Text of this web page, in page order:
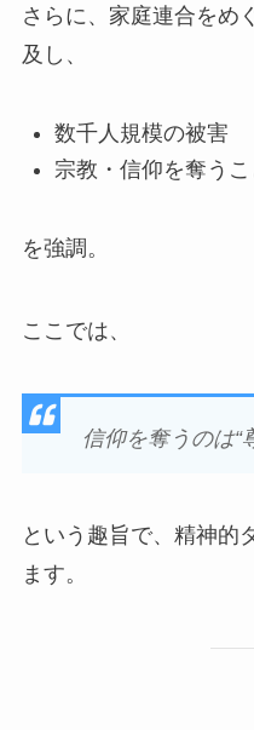
さらに、家庭連合をめ
及し、
数千人規模の被害
宗教・信仰を奪うこ
を強調。
ここでは、
信仰を奪うのは“
という趣旨で、精神的
ます。